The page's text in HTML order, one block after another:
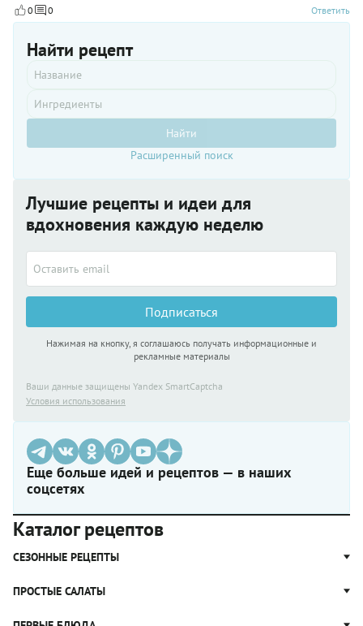
0 0 Ответить
Найти рецепт
Найти
Расширенный поиск
Лучшие рецепты и идеи для
вдохновения каждую неделю
Подписаться
Нажимая на кнопку, я соглашаюсь получать информационные и
рекламные материалы
Ваши данные защищены Yandex SmartCaptcha
Условия использования
Еще больше идей и рецептов — в наших
соцсетях
Каталог рецептов
СЕЗОННЫЕ РЕЦЕПТЫ
Рецепты из капусты
ПРОСТЫЕ САЛАТЫ
Простые салаты